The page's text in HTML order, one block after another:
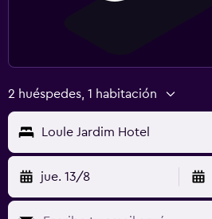
2 huéspedes, 1 habitación
Loule Jardim Hotel
jue. 13/8